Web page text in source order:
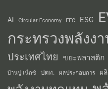
AI Circular Economy EEC ESG
กระทรวงพลังง
ประเทศไทย
ขยะพลาสติก
บ้านปู เน็กซ์ ปตท. ผลประกอบการ ผ